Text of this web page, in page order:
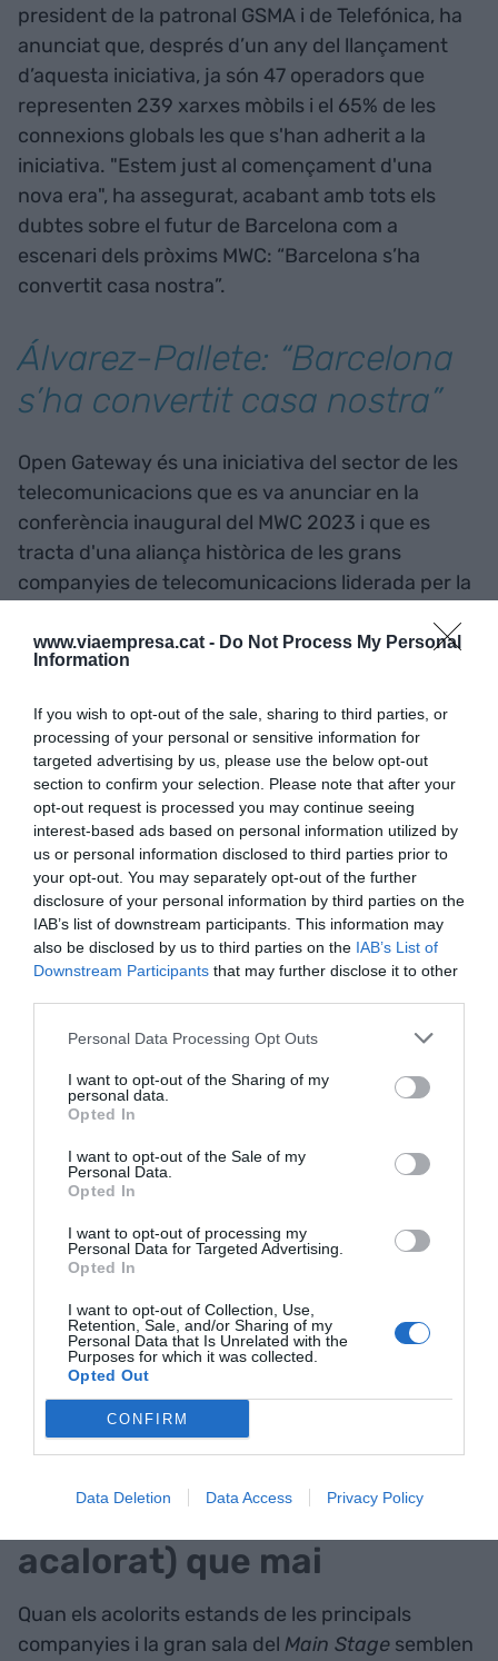
www.viaempresa.cat - Do Not Process My Personal
Information
If you wish to opt-out of the sale, sharing to third parties, or
processing of your personal or sensitive information for
targeted advertising by us, please use the below opt-out
section to confirm your selection. Please note that after your
opt-out request is processed you may continue seeing
interest-based ads based on personal information utilized by
us or personal information disclosed to third parties prior to
your opt-out. You may separately opt-out of the further
disclosure of your personal information by third parties on the
IAB’s list of downstream participants. This information may
also be disclosed by us to third parties on the IAB’s List of
Downstream Participants that may further disclose it to other
Personal Data Processing Opt Outs
I want to opt-out of the Sharing of my
personal data.
Opted In
I want to opt-out of the Sale of my
Personal Data.
Opted In
I want to opt-out of processing my
Personal Data for Targeted Advertising.
Opted In
I want to opt-out of Collection, Use,
Retention, Sale, and/or Sharing of my
Personal Data that Is Unrelated with the
Purposes for which it was collected.
Opted Out
CONFIRM
Data Deletion Data Access Privacy Policy
president de la patronal GSMA i de Telefónica, ha
anunciat que, després d’un any del llançament
d’aquesta iniciativa, ja són 47 operadors que
representen 239 xarxes mòbils i el 65% de les
connexions globals les que s'han adherit a la
iniciativa. "Estem just al començament d'una
nova era", ha assegurat, acabant amb tots els
dubtes sobre el futur de Barcelona com a
escenari dels pròxims MWC: “Barcelona s’ha
convertit casa nostra”.
Álvarez-Pallete: “Barcelona
s’ha convertit casa nostra”
Open Gateway és una iniciativa del sector de les
telecomunicacions que es va anunciar en la
conferència inaugural del MWC 2023 i que es
tracta d'una aliança històrica de les grans
companyies de telecomunicacions liderada per la
operadores del món. Aquesta aspira a
transformar les xarxes de comunicacions en
plataformes, fet que permet obrir les capacitats
de les telecomunicacions de manera
interoperable, intuïtiva i programable. Tanmateix,
aquesta nova aliança requereix, segons Álvarez-
Pallete, d’una “forta col·laboració”. És per aquest
motiu que la CEO de Vodafone,Margherita Della
Valle, ha fet una crida als governs i a la indústria a
afegir-s'hi. "Si volem anar de pressa, millor anar
sols; però si volem arribar lluny hem d'anar units".
Some of our favourite snaps
from Day 1 so far ? ?
#MWC24
pic.twitter.com/
— #MWC24 (@MWCHub) February 26, 2024
A més de l’Open Gateway, el directiu de Telefónica
ha fet èmfasi en el poder de la intel·ligència
adopció. En aquest sentit, ha detallat que la IA ha
aconseguit reunir 50 milions d’usuaris en un mes,
una xifra que els dispositius mòbils han trigat 12
anys en assolir: “La intel·ligència artificial és la
revolució més profunda per a la humanitat”.
4YFN, més acolorit (i
acalorat) que mai
Quan els acolorits estands de les principals
companyies i la gran sala del Main Stage semblen